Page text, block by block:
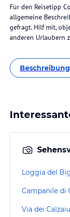
Für den Reisetipp
allgemeine
gefragt. Hilf mit,
anderen Urlaubern
Loggia del
Via dei